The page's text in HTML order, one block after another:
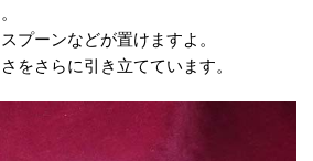
プーンなどが置けますよ。
をさらに引き立てています。